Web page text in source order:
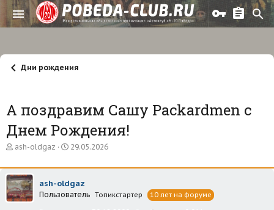
Дни рождения
А поздравим Сашу Packardmen с
Днем Рождения!
А
т
о
р
т
ash-oldgaz
Д
т
н
а
29.05.2026
ash-oldgaz
Пользователь Топикстартер 10 лет на форуме